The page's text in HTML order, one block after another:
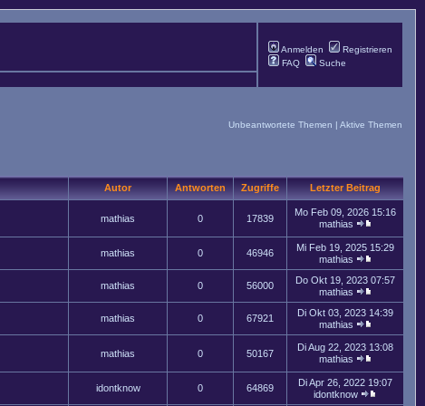
Anmelden
Registrieren
FAQ
Suche
Unbeantwortete Themen | Aktive Themen
Autor Antworten Zugriffe Letzter Beitrag
mathias 0 17839
Mo Feb 09, 2026 15:16
mathias
mathias 0 46946
Mi Feb 19, 2025 15:29
mathias
mathias 0 56000
Do Okt 19, 2023 07:57
mathias
mathias 0 67921
Di Okt 03, 2023 14:39
mathias
mathias 0 50167
Di Aug 22, 2023 13:08
mathias
idontknow 0 64869
Di Apr 26, 2022 19:07
idontknow